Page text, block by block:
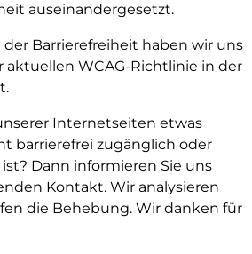
auseinandergesetzt.
Barrierefreiheit haben wir uns
aktuellen WCAG-Richtlinie in der
Internetseiten etwas
barrierefrei zugänglich oder
Dann informieren Sie uns
Kontakt. Wir analysieren
die Behebung. Wir danken für